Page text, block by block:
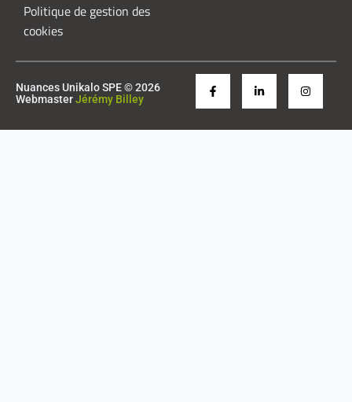
Politique de gestion des
cookies
Nuances Unikalo SPE © 2026
WebmasterJérémy Billey